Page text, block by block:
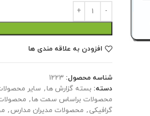
افزودن به علاقه مندی ها
شناسه محصول: 1223
دسته: بسته گزارش ها, سایر
محصولات براساس سمت ها,
گرافیکی , محصولات مدیران مدارس ,